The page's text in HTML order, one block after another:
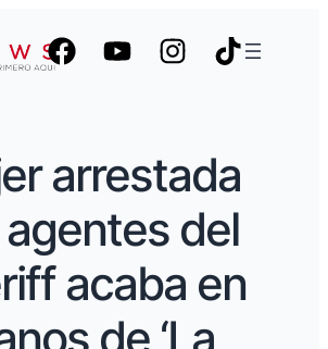
arrestada
del
acaba en
de ‘La